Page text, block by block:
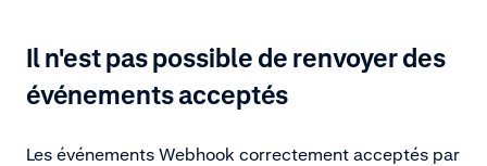
Il n'est pas possible de renvoyer des
événements acceptés
Les événements Webhook correctement acceptés par